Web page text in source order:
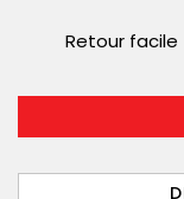
Retour facile